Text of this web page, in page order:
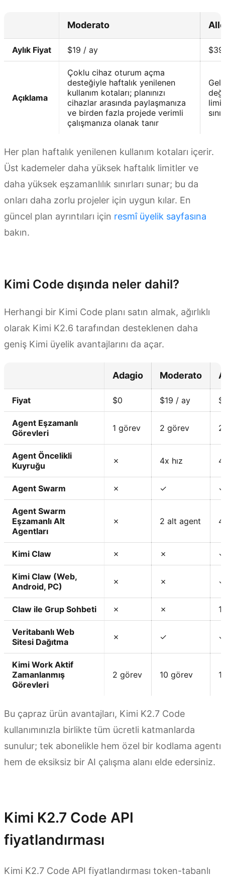
Moderato
Aylık Fiyat $19 / ay
Açıklama
Çoklu cihaz oturum açma
desteğiyle haftalık yenilenen
kullanım kotaları; planınızı
cihazlar arasında paylaşmanıza
ve birden fazla projede verimli
çalışmanıza olanak tanır
Her plan haftalık yenilenen kullanım kotaları içerir.
Üst kademeler daha yüksek haftalık limitler ve
daha yüksek eşzamanlılık sınırları sunar; bu da
onları daha zorlu projeler için uygun kılar. En
güncel plan ayrıntıları için resmî üyelik sayfasına
bakın.
Kimi Code dışında neler dahil?
Herhangi bir Kimi Code planı satın almak, ağırlıklı
olarak Kimi K2.6 tarafından desteklenen daha
geniş Kimi üyelik avantajlarını da açar.
Adagio Moderato
Fiyat $0 $19 / ay
Agent Eşzamanlı
Görevleri
1 görev 2 görev
Agent Öncelikli
Kuyruğu
✗ 4x hız
Agent Swarm ✗ ✓ ✓
Agent Swarm
Eşzamanlı Alt
Agentları
✗ 2 alt agent
Kimi Claw ✗ ✗ ✓
Kimi Claw (Web,
Android, PC)
✗ ✗ ✓
Claw ile Grup Sohbeti ✗ ✗
Veritabanlı Web
Sitesi Dağıtma
✗ ✓ ✓
Kimi Work Aktif
Zamanlanmış
Görevleri
2 görev 10 görev
Bu çapraz ürün avantajları, Kimi K2.7 Code
kullanımınızla birlikte tüm ücretli katmanlarda
sunulur; tek abonelikle hem özel bir kodlama agentı
hem de eksiksiz bir AI çalışma alanı elde edersiniz.
Kimi K2.7 Code API
fiyatlandırması
Kimi K2.7 Code API fiyatlandırması token-tabanlı